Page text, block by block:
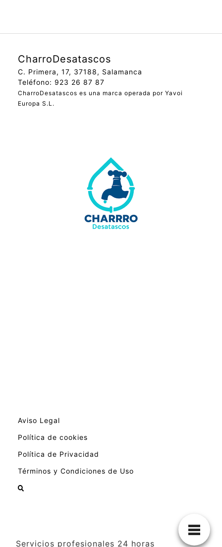
CharroDesatascos
C. Primera, 17, 37188, Salamanca
Teléfono: 923 26 87 87
CharroDesatascos es una marca operada por Yavoi
Europa S.L.
Aviso Legal
Política de cookies
Política de Privacidad
Términos y Condiciones de Uso
Servicios profesionales 24 horas